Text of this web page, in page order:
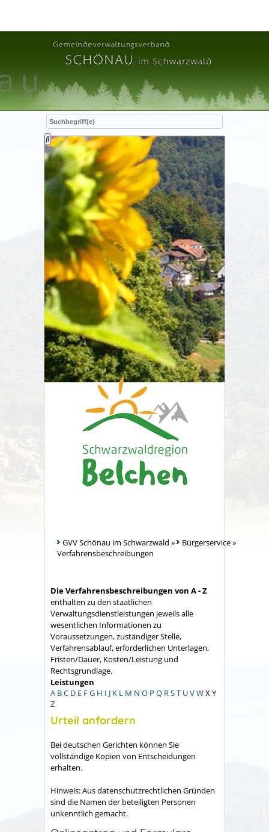
GVV Schönau im Schwarzwald » Bürgerservice»
Verfahrensbeschreibungen
Die Verfahrensbeschreibungen von A - Z
enthalten zu den staatlichen
Verwaltungsdienstleistungen jeweils alle
wesentlichen Informationen zu
Voraussetzungen, zuständiger Stelle,
Verfahrensablauf, erforderlichen Unterlagen,
Fristen/Dauer, Kosten/Leistung und
Rechtsgrundlage.
Leistungen
A BC D E FG H I J K L M N O P Q RST UVWX Y
Z
Urteil anfordern
Bei deutschen Gerichten können Sie
vollständige Kopien von Entscheidungen
erhalten.
Hinweis:Aus datenschutzrechtlichen Gründen
sind die Namen der beteiligten Personen
unkenntlich gemacht.